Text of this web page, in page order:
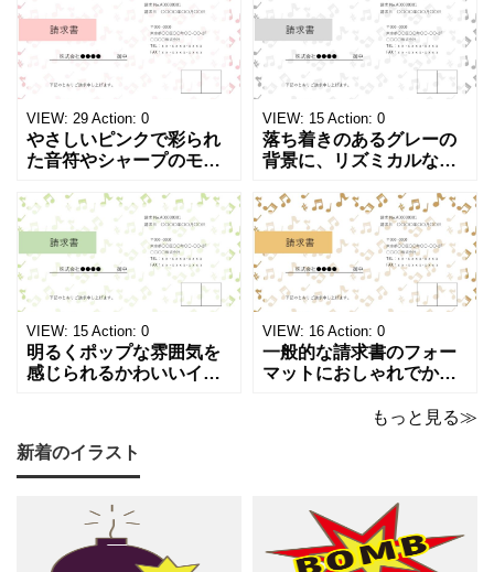
レートとなります。 A4縦
型サイズで用紙に印
で、Excel・Wo
VIEW: 29 Action: 0
やさしいピンクで彩られ
た音符やシャープのモチ
がる、キュートで華やか
な請求書テンプレートで
す。出演料、演奏ギャ
ラ、取材費請求、イベン
ト請求などの書類作成に
ご活用ください。 表の項
目は現在は品目、数量、
単価、金額になってい
VIEW: 15 Action: 0
落ち着きのあるグレーの
背景に、リズミカルな音
が浮かぶ、シンプルでス
タイリッシュな請求書テ
ンプレートです。シック
で洗練されたモノトーン
調のカラーは、モノクロ
印刷、FAX送信にも使え
るデザインです。 大人の
音楽教室やプライ
VIEW: 15 Action: 0
明るくポップな雰囲気を
感じられるかわいいイラ
フが紙面いっぱいに踊
る、グリーン調の軽やか
アノやリトミック、コー
ラスなどの各種レッスン
はもちろん、野外ライ
VIEW: 16 Action: 0
一般的な請求書のフォー
マットにおしゃれでかわ
請求書のテンプレートで
のイラストが散りばめら
れた、あたたかくシック
な雰囲気でピアノやリト
ミック、管弦楽器など
もっと見る≫
新着のイラスト